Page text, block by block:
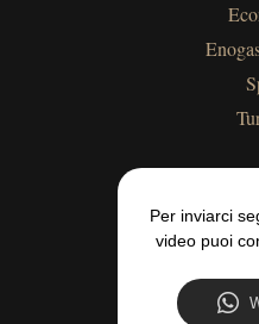
Per inviarci
video puoi